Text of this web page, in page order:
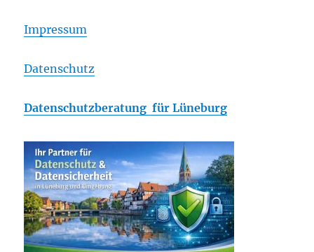
Impressum
Datenschutz
Datenschutzberatung für Lüneburg